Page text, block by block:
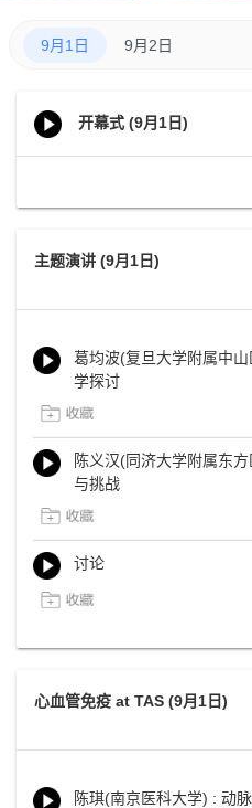
9月1日 9月2日
开幕式 (9月1日)
主题演讲 (9月1日)
葛均波(复旦大学附属中
学探讨
陈义汉(同济大学附属东
与挑战
讨论
心血管免疫 at TAS (9月1日)
陈琪(南京医科大学) : 动